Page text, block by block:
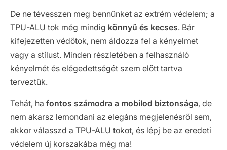
De ne tévesszen meg bennünket az extrém védelem; a
TPU-ALU tok még mindig könnyű és kecses. Bár
kifejezetten védőtok, nem áldozza fel a kényelmet
vagy a stílust. Minden részletében a felhasználó
kényelmét és elégedettségét szem előtt tartva
terveztük.
Tehát, ha fontos számodra a mobilod biztonsága, de
nem akarsz lemondani az elegáns megjelenésről sem,
akkor válasszd a TPU-ALU tokot, és lépj be az eredeti
védelem új korszakába még ma!